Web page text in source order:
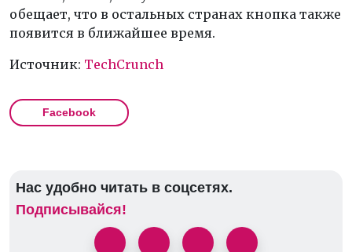
обещает, что в остальных странах кнопка также
появится в ближайшее время.
Источник: TechCrunch
Facebook
Нас удобно читать в соцсетях.
Подписывайся!